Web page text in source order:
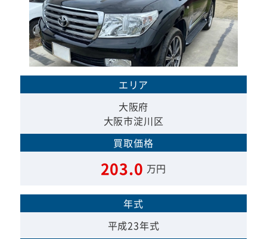
エリア
大阪府
大阪市淀川区
買取価格
203.0 万円
年式
平成23年式